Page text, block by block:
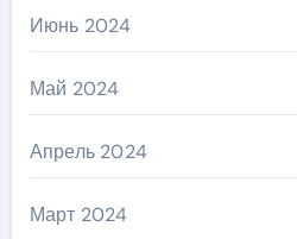
Июнь 2024
Май 2024
Апрель 2024
Март 2024